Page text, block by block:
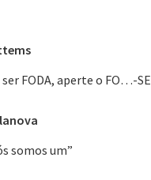
ser FODA, aperte o FO…-SE
somos um”